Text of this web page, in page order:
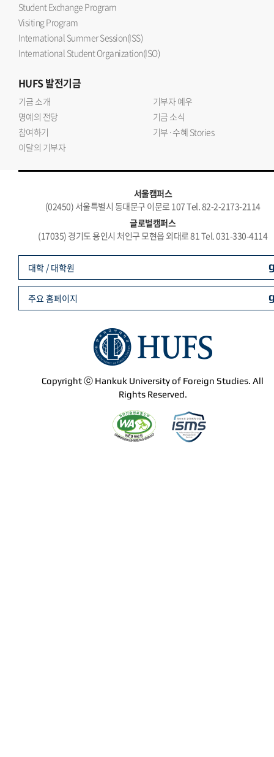
Student Exchange Program
Visiting Program
International Summer Session(ISS)
International Student Organization(ISO)
HUFS발전기금
기금 소개
기부자 예우
명예의 전당
기금 소식
참여하기
기부·수혜 Stories
이달의 기부자
서울캠퍼스
(02450) 서울특별시 동대문구 이문로 107 Tel. 82-2-2173-2114
글로벌캠퍼스
(17035) 경기도 용인시 처인구 모현읍 외대로 81 Tel. 031-330-4114
Copyright ⓒ Hankuk University of Foreign Studies. All
Rights Reserved.
대학 / 대학원
주요 홈페이지